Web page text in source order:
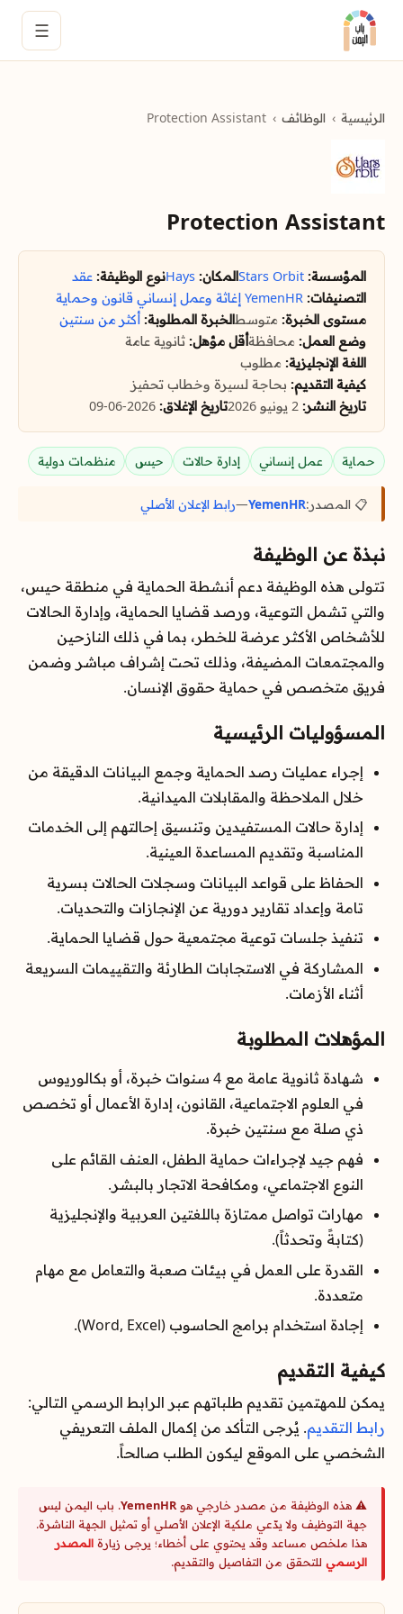
☰
الرئيسية الوظائف Protection Assistant
Protection Assistant
المؤسسة: Stars Orbitالمكان: Haysنوع الوظيفة: عقد
التصنيفات: YemenHR إغاثة وعمل إنساني قانون وحماية
مستوى الخبرة: متوسطالخبرة المطلوبة: أكثر من سنتين
وضع العمل: محافظةأقل مؤهل: ثانوية عامة
اللغة الإنجليزية: مطلوب
كيفية التقديم: بحاجة لسيرة وخطاب تحفيز
تاريخ النشر:
تاريخ الإغلاق:
حماية عمل إنساني إدارة حالات حيس منظمات دولية
📋 المصدر:YemenHR
—رابط الإعلان الأصلي
نبذة عن الوظيفة
تتولى هذه الوظيفة دعم أنشطة الحماية في منطقة حيس،
والتي تشمل التوعية، ورصد قضايا الحماية، وإدارة الحالات
للأشخاص الأكثر عرضة للخطر، بما في ذلك النازحين
والمجتمعات المضيفة، وذلك تحت إشراف مباشر وضمن
فريق متخصص في حماية حقوق الإنسان.
المسؤوليات الرئيسية
إجراء عمليات رصد الحماية وجمع البيانات الدقيقة من
خلال الملاحظة والمقابلات الميدانية.
إدارة حالات المستفيدين وتنسيق إحالتهم إلى الخدمات
المناسبة وتقديم المساعدة العينية.
الحفاظ على قواعد البيانات وسجلات الحالات بسرية
تامة وإعداد تقارير دورية عن الإنجازات والتحديات.
تنفيذ جلسات توعية مجتمعية حول قضايا الحماية.
المشاركة في الاستجابات الطارئة والتقييمات السريعة
أثناء الأزمات.
المؤهلات المطلوبة
شهادة ثانوية عامة مع 4 سنوات خبرة، أو بكالوريوس
في العلوم الاجتماعية، القانون، إدارة الأعمال أو تخصص
ذي صلة مع سنتين خبرة.
فهم جيد لإجراءات حماية الطفل، العنف القائم على
النوع الاجتماعي، ومكافحة الاتجار بالبشر.
مهارات تواصل ممتازة باللغتين العربية والإنجليزية
(كتابةً وتحدثاً).
القدرة على العمل في بيئات صعبة والتعامل مع مهام
متعددة.
إجادة استخدام برامج الحاسوب (Word, Excel).
كيفية التقديم
يمكن للمهتمين تقديم طلباتهم عبر الرابط الرسمي التالي:
رابط التقديم. يُرجى التأكد من إكمال الملف التعريفي
الشخصي على الموقع ليكون الطلب صالحاً.
⚠️ هذه الوظيفة من مصدر خارجي هو YemenHR. باب اليمن ليس
جهة التوظيف ولا يدّعي ملكية الإعلان الأصلي أو تمثيل الجهة الناشرة.
هذا ملخص مساعد وقد يحتوي على أخطاء؛ يرجى زيارة المصدر
الرسمي للتحقق من التفاصيل والتقديم.